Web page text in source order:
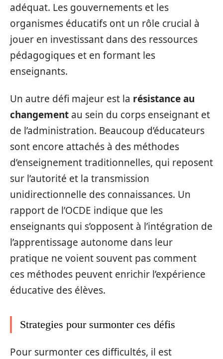
adéquat. Les gouvernements et les
organismes éducatifs ont un rôle crucial à
jouer en investissant dans des ressources
pédagogiques et en formant les
enseignants.
Un autre défi majeur est la résistance au
changement au sein du corps enseignant et
de l’administration. Beaucoup d’éducateurs
sont encore attachés à des méthodes
d’enseignement traditionnelles, qui reposent
sur l’autorité et la transmission
unidirectionnelle des connaissances. Un
rapport de l’OCDE indique que les
enseignants qui s’opposent à l’intégration de
l’apprentissage autonome dans leur
pratique ne voient souvent pas comment
ces méthodes peuvent enrichir l’expérience
éducative des élèves.
Strategies pour surmonter ces défis
Pour surmonter ces difficultés, il est